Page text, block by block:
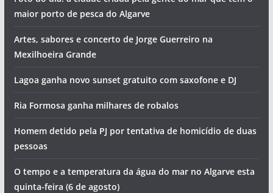
maior porto de pesca do Algarve
Artes, sabores e concerto de Jorge Guerreiro na
Mexilhoeira Grande
Lagoa ganha novo sunset gratuito com saxofone e DJ
Ria Formosa ganha milhares de robalos
Homem detido pela PJ por tentativa de homicídio de duas
pessoas
O tempo e a temperatura da água do mar no Algarve esta
quinta-feira (6 de agosto)